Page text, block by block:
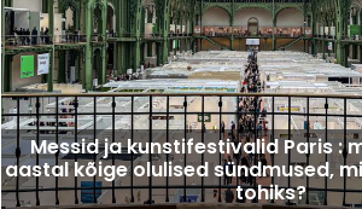
Messid ja kunstifestivalid Paris :
aastal kõige olulised sündmused,
tohiks?